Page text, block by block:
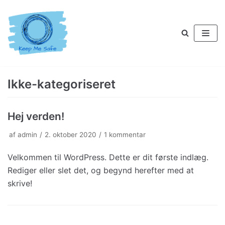
Spring
til
indhold
Ikke-kategoriseret
Hej verden!
af admin 2. oktober 2020 1 kommentar
Velkommen til WordPress. Dette er dit første indlæg.
Rediger eller slet det, og begynd herefter med at
skrive!